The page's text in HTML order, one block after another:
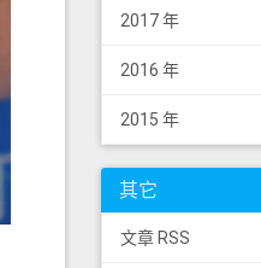
2017 年
2016 年
2015 年
其它
文章 RSS